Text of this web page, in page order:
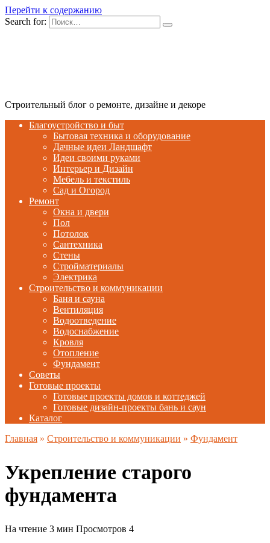
Перейти к содержанию
Search for:
Строительный блог о ремонте, дизайне и декоре
Благоустройство и быт
Бытовая техника и оборудование
Дачные идеи Ландшафт
Идеи своими руками
Интерьер и Дизайн
Мебель и текстиль
Сад и Огород
Ремонт
Окна и двери
Пол
Потолок
Сантехника
Стены
Стройматериалы
Электрика
Строительство и коммуникации
Баня и сауна
Вентиляция
Водоотведение
Водоснабжение
Кровля
Отопление
Фундамент
Советы
Готовые проекты
Готовые проекты домов и коттеджей
Готовые дизайн-проекты бань и саун
Каталог
Главная » Строительство и коммуникации » Фундамент
Укрепление старого
фундамента
На чтение 3 мин Просмотров 4